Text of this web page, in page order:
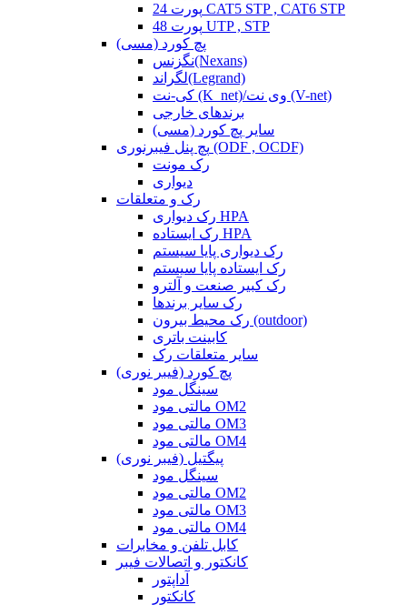
24 پورت CAT5 STP , CAT6 STP
48 پورت UTP , STP
پچ کورد (مسی)
نگزنس(Nexans)
لگراند(Legrand)
کی-نت (K_net)/وی نت (V-net)
برندهای خارجی
سایر پچ کورد (مسی)
پچ پنل فیبرنوری (ODF , OCDF)
رک مونت
دیواری
رک و متعلقات
رک دیواری HPA
رک ایستاده HPA
رک دیواری پایا سیستم
رک ایستاده پایا سیستم
رک کبیر صنعت و آلترو
رک سایر برندها
رک محیط بیرون (outdoor)
کابینت باتری
سایر متعلقات رک
پچ کورد (فیبر نوری)
سینگل مود
مالتی مود OM2
مالتی مود OM3
مالتی مود OM4
پیگتیل (فیبر نوری)
سینگل مود
مالتی مود OM2
مالتی مود OM3
مالتی مود OM4
کابل تلفن و مخابرات
کانکتور و اتصالات فیبر
آداپتور
کانکتور